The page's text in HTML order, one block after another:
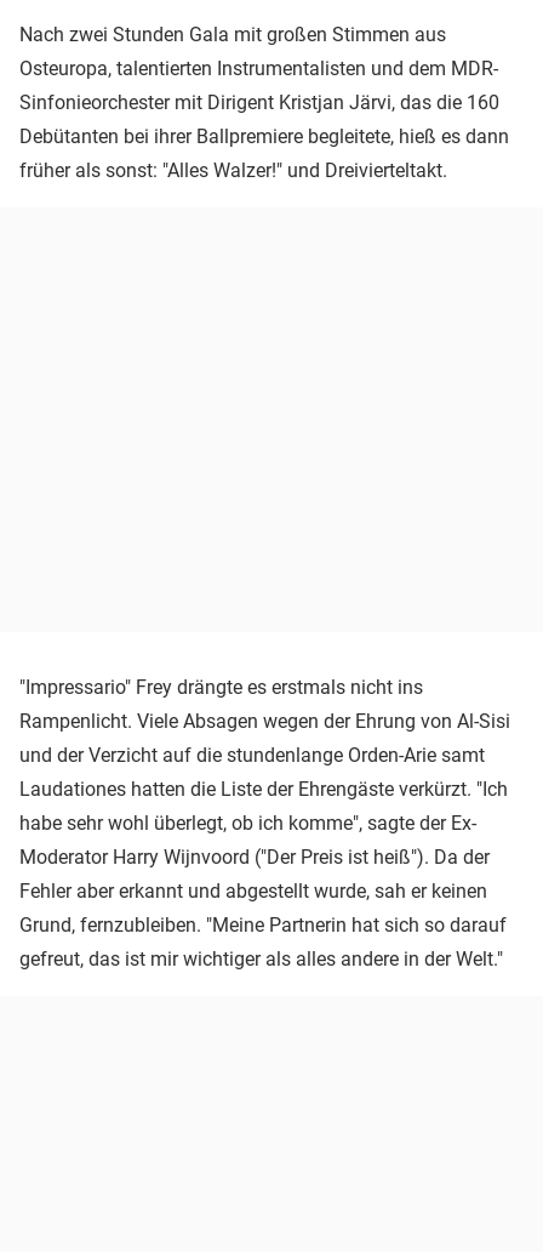
Nach zwei Stunden Gala mit großen Stimmen aus
Osteuropa, talentierten Instrumentalisten und dem MDR-
Sinfonieorchester mit Dirigent Kristjan Järvi, das die 160
Debütanten bei ihrer Ballpremiere begleitete, hieß es dann
früher als sonst: "Alles Walzer!" und Dreivierteltakt.
"Impressario" Frey drängte es erstmals nicht ins
Rampenlicht. Viele Absagen wegen der Ehrung von Al-Sisi
und der Verzicht auf die stundenlange Orden-Arie samt
Laudationes hatten die Liste der Ehrengäste verkürzt. "Ich
habe sehr wohl überlegt, ob ich komme", sagte der Ex-
Moderator Harry Wijnvoord ("Der Preis ist heiß"). Da der
Fehler aber erkannt und abgestellt wurde, sah er keinen
Grund, fernzubleiben. "Meine Partnerin hat sich so darauf
gefreut, das ist mir wichtiger als alles andere in der Welt."